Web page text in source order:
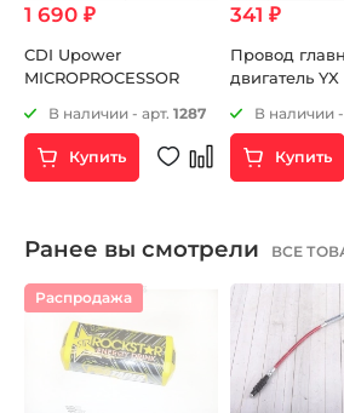
1 690 ₽
CDI Upower
MICROPROCESSOR
В наличии - арт. 1287
Купить
341 ₽
Провод
двигатель
двигатель)
В наличии -
Купить
Ранее вы смотрели ВСЕ
Распродажа